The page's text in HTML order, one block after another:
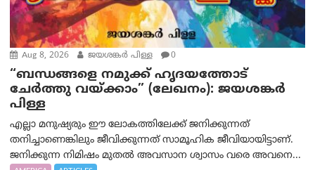
Aug 8, 2026 ജയശങ്കര്‍ പിള്ള 0
“ബന്ധങ്ങളെ നമുക്ക് ഹൃദയത്തോട്
ചേർത്തു വയ്ക്കാം” (ലേഖനം): ജയശങ്കര്‍
പിള്ള
എല്ലാ മനുഷ്യരും ഈ ലോകത്തിലേക്ക് ജനിക്കുന്നത്
തനിച്ചാണെങ്കിലും ജീവിക്കുന്നത് സാമൂഹിക ജീവിയായിട്ടാണ്.
ജനിക്കുന്ന നിമിഷം മുതൽ അവസാന ശ്വാസം വരെ അവനെ...